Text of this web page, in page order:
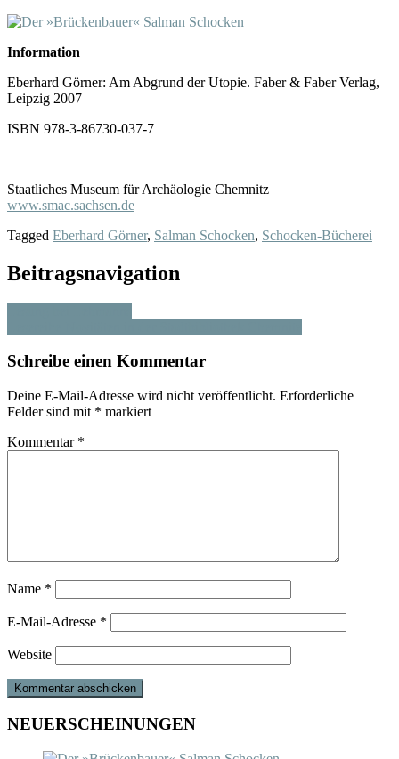
Information
Eberhard Görner: Am Abgrund der Utopie. Faber & Faber Verlag,
Leipzig 2007
ISBN 978-3-86730-037-7
Staatliches Museum für Archäologie Chemnitz
www.smac.sachsen.de
Tagged Eberhard Görner, Salman Schocken, Schocken-Bücherei
Beitragsnavigation
Schreibe einen Kommentar
Deine E-Mail-Adresse wird nicht veröffentlicht. Erforderliche
Felder sind mit * markiert
Kommentar *
Name *
E-Mail-Adresse *
Website
NEUERSCHEINUNGEN